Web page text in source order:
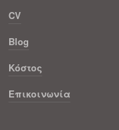
CV
Blog
Κόστος
Επικοινωνία